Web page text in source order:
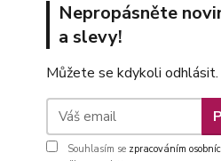
Nepropásněte
a slevy!
Můžete se kdykoli odhlásit.
Souhlasím se zpracováním